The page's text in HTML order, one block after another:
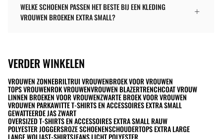
WELKE SCHOENEN PASSEN HET BESTE BIJ EEN KLEDING
VROUWEN BROEKEN EXTRA SMALL?
VERDER WINKELEN
VROUWEN ZONNEBRILTRUI VROUWENBROEK VOOR VROUWEN
TOPS VROUWENROK VROUWENVROUWEN BLAZERTRENCHCOAT VROUW
LINNEN BROEKEN VOOR VROUWENZWARTE BROEK VOOR VROUWEN
VROUWEN PARKAWITTE T-SHIRTS EN ACCESSOIRES EXTRA SMALL
GEWATTEERDE JAS ZWART
OVERSIZED T-SHIRTS EN ACCESSOIRES EXTRA SMALL RAUW
POLYESTER JOGGERSROZE SCHOENENSCHOUDERTOPS EXTRA LARGE